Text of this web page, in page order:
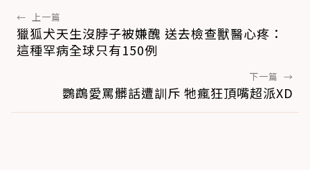
← 上一篇
獵狐犬天生沒脖子被嫌醜 送去檢查獸醫心疼：
這種罕病全球只有150例
下一篇 →
鸚鵡愛罵髒話遭訓斥 牠瘋狂頂嘴超派XD